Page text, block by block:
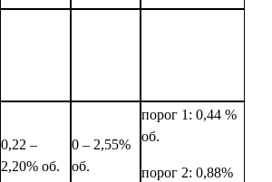
0,22 –
2,20% об.
0 – 2,55%
об.
порог 1: 0,44 %
об.
порог 2: 0,88%